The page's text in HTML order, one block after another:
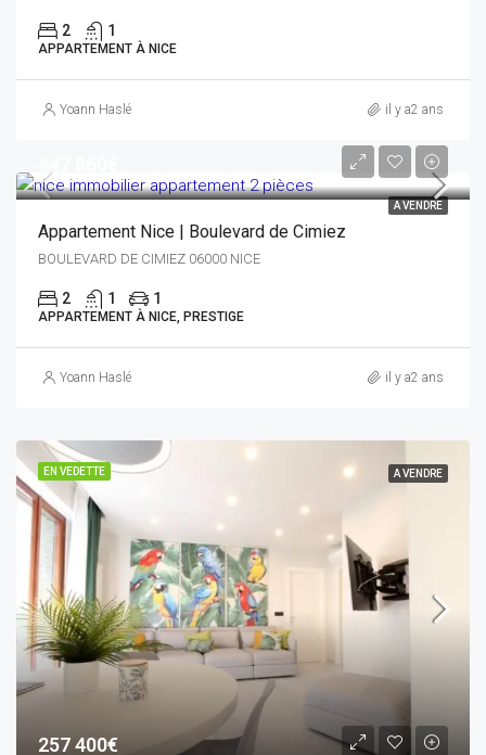
2 1
APPARTEMENT À NICE
Yoann Haslé il y a2 ans
A VENDRE
Appartement Nice | Boulevard de Cimiez
BOULEVARD DE CIMIEZ 06000 NICE
2 1 1
APPARTEMENT À NICE, PRESTIGE
Yoann Haslé il y a2 ans
EN VEDETTE A VENDRE
257 400€